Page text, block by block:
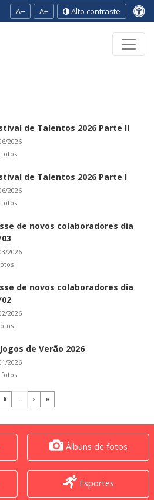
A− A+ Alto contraste
de Talentos 2026 Parte II
2026
fotos
de Talentos 2026 Parte I
2026
fotos
de novos colaboradores dia
2026
de novos colaboradores dia
2026
de Verão 2026
2026
fotos
6 ... › »
Álbuns de fotos
Esportes